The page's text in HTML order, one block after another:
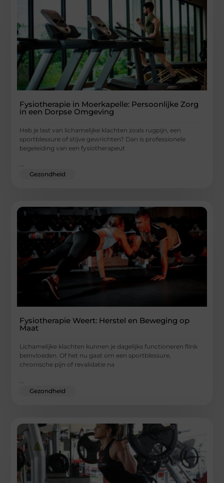
Fysiotherapie in Moerkapelle: Persoonlijke Zorg
in een Dorpse Omgeving
Heb je last van lichamelijke klachten zoals rugpijn, een
sportblessure of stijve gewrichten? Dan is professionele
begeleiding van een fysiotherapeut
...
Gezondheid
Fysiotherapie Weert: Herstel en Beweging op
Maat
Lichamelijke klachten kunnen je dagelijks functioneren flink
beïnvloeden. Of het nu gaat om een sportblessure,
chronische pijn of revalidatie na
Gezondheid